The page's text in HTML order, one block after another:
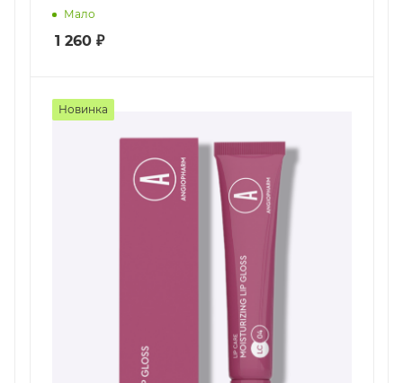
Мало
1 260 ₽
Новинка